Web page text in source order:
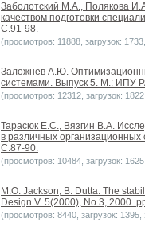
Заболотский М.А., Полякова
качеством подготовки
С.91-98.
(просмотров: 11888, загрузок:
Заложнев А.Ю.
системами. Выпуск 5. М.: ИПУ
(просмотров: 12312, загрузок:
Тарасюк Е.С., Вязгин В.А.
в различных
С.87-90.
(просмотров: 10484, загрузок:
M.O. Jackson, B. Dutta. The
Design V. 5(2000), No 3, 2000.
(просмотров: 8440, загрузок: